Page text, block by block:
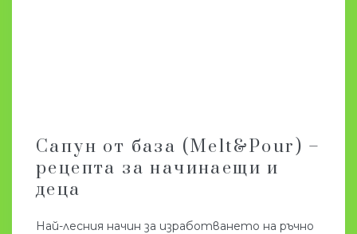
Сапун от база (Melt&Pour) –
рецепта за начинаещи и
деца
Най-лесния начин за изработването на ръчно